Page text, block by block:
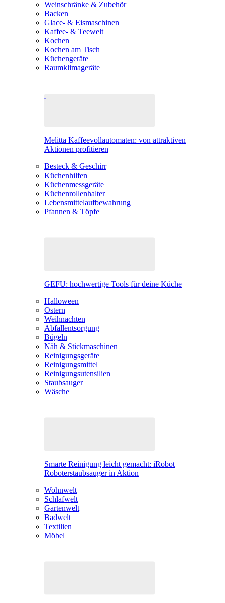
Weinschränke & Zubehör
Backen
Glace- & Eismaschinen
Kaffee- & Teewelt
Kochen
Kochen am Tisch
Küchengeräte
Raumklimageräte
Melitta Kaffeevollautomaten: von attraktiven
Aktionen profitieren
Besteck & Geschirr
Küchenhilfen
Küchenmessgeräte
Küchenrollenhalter
Lebensmittelaufbewahrung
Pfannen & Töpfe
GEFU: hochwertige Tools für deine Küche
Halloween
Ostern
Weihnachten
Abfallentsorgung
Bügeln
Näh & Stickmaschinen
Reinigungsgeräte
Reinigungsmittel
Reinigungsutensilien
Staubsauger
Wäsche
Smarte Reinigung leicht gemacht: iRobot
Roboterstaubsauger in Aktion
Wohnwelt
Schlafwelt
Gartenwelt
Badwelt
Textilien
Möbel